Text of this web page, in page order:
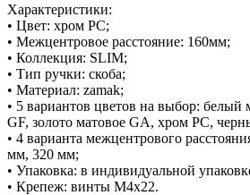
Характеристики:
• Цвет: хром PC;
• Межцентровое расстояние: 160мм;
• Коллекция: SLIM;
• Тип ручки: скоба;
• Материал: zamak;
• 5 вариантов цветов на выбор: белый
GF, золото матовое GA, хром PC,
• 4 варианта межцентрового
мм, 320 мм;
• Упаковка: в индивидуальной
• Крепеж: винты М4х22.